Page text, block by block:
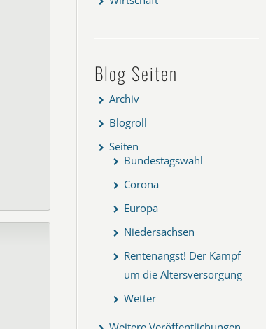
Blog Seiten
Archiv
Blogroll
Seiten
Bundestagswahl
Corona
Europa
Niedersachsen
Rentenangst! Der Kampf
um die Altersversorgung
Wetter